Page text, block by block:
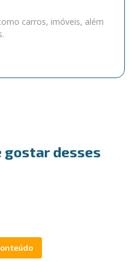
carros, imóveis, além
gostar desses